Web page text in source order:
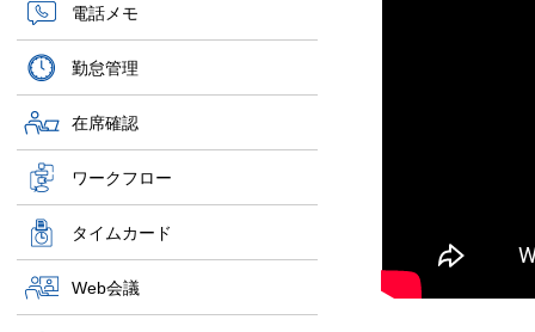
電話メモ
勤怠管理
在席確認
ワークフロー
タイムカード
Web会議